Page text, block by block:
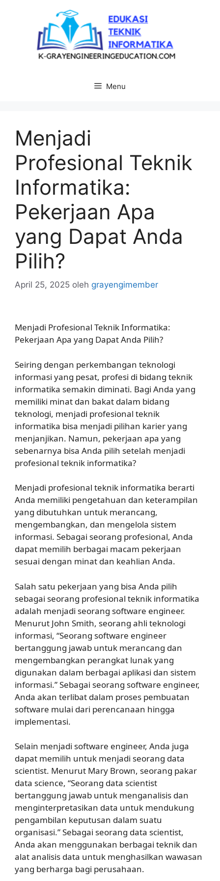
Menu
Menjadi
Profesional Teknik
Informatika:
Pekerjaan Apa
yang Dapat Anda
Pilih?
April 25, 2025 oleh grayengimember
Menjadi Profesional Teknik Informatika:
Pekerjaan Apa yang Dapat Anda Pilih?
Seiring dengan perkembangan teknologi
informasi yang pesat, profesi di bidang teknik
informatika semakin diminati. Bagi Anda yang
memiliki minat dan bakat dalam bidang
teknologi, menjadi profesional teknik
informatika bisa menjadi pilihan karier yang
menjanjikan. Namun, pekerjaan apa yang
sebenarnya bisa Anda pilih setelah menjadi
profesional teknik informatika?
Menjadi profesional teknik informatika berarti
Anda memiliki pengetahuan dan keterampilan
yang dibutuhkan untuk merancang,
mengembangkan, dan mengelola sistem
informasi. Sebagai seorang profesional, Anda
dapat memilih berbagai macam pekerjaan
sesuai dengan minat dan keahlian Anda.
Salah satu pekerjaan yang bisa Anda pilih
sebagai seorang profesional teknik informatika
adalah menjadi seorang software engineer.
Menurut John Smith, seorang ahli teknologi
informasi, “Seorang software engineer
bertanggung jawab untuk merancang dan
mengembangkan perangkat lunak yang
digunakan dalam berbagai aplikasi dan sistem
informasi.” Sebagai seorang software engineer,
Anda akan terlibat dalam proses pembuatan
software mulai dari perencanaan hingga
implementasi.
Selain menjadi software engineer, Anda juga
dapat memilih untuk menjadi seorang data
scientist. Menurut Mary Brown, seorang pakar
data science, “Seorang data scientist
bertanggung jawab untuk menganalisis dan
menginterpretasikan data untuk mendukung
pengambilan keputusan dalam suatu
organisasi.” Sebagai seorang data scientist,
Anda akan menggunakan berbagai teknik dan
alat analisis data untuk menghasilkan wawasan
yang berharga bagi perusahaan.